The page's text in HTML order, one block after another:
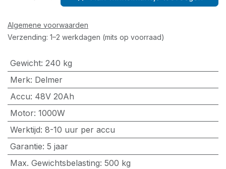
Algemene voorwaarden
Verzending: 1–2 werkdagen (mits op voorraad)
Gewicht: 240 kg
Merk: Delmer
Accu: 48V 20Ah
Motor: 1000W
Werktijd: 8-10 uur per accu
Garantie: 5 jaar
Max. Gewichtsbelasting: 500 kg